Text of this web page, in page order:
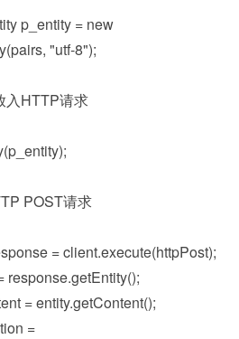
p_entity = new
"utf-8");
HTTP请求
POST请求
= client.execute(httpPost);
= entity.getContent();
=